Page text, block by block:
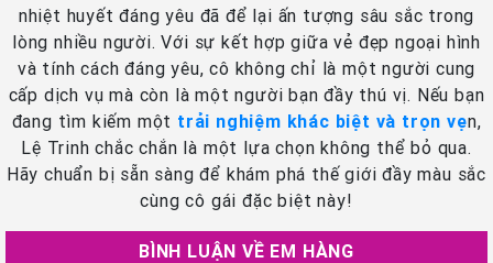
nhiệt huyết đáng yêu đã để lại ấn tượng sâu sắc trong
lòng nhiều người. Với sự kết hợp giữa vẻ đẹp ngoại hình
và tính cách đáng yêu, cô không chỉ là một người cung
cấp dịch vụ mà còn là một người bạn đầy thú vị. Nếu bạn
đang tìm kiếm một trải nghiệm khác biệt và trọn vẹn,
Lệ Trinh chắc chắn là một lựa chọn không thể bỏ qua.
Hãy chuẩn bị sẵn sàng để khám phá thế giới đầy màu sắc
cùng cô gái đặc biệt này!
BÌNH LUẬN VỀ EM HÀNG